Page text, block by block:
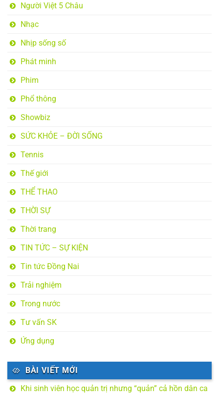
Người Việt 5 Châu
Nhạc
Nhịp sống số
Phát minh
Phim
Phổ thông
Showbiz
SỨC KHỎE – ĐỜI SỐNG
Tennis
Thế giới
THỂ THAO
THỜI SỰ
Thời trang
TIN TỨC – SỰ KIỆN
Tin tức Đồng Nai
Trải nghiệm
Trong nước
Tư vấn SK
Ứng dụng
BÀI VIẾT MỚI
Khi sinh viên học quản trị nhưng “quản” cả hồn dân ca